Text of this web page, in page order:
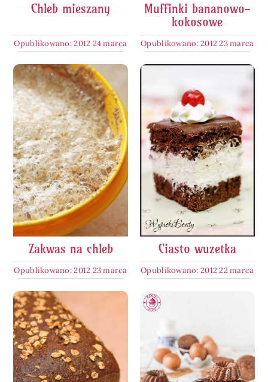
Chleb mieszany
Opublikowano: 2012 24 marca
Muffinki bananowo-
kokosowe
Opublikowano: 2012 23 marca
Zakwas na chleb
Opublikowano: 2012 23 marca
Ciasto wuzetka
Opublikowano: 2012 22 marca